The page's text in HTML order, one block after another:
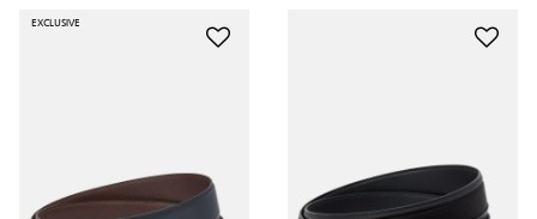
EXCLUSIVE